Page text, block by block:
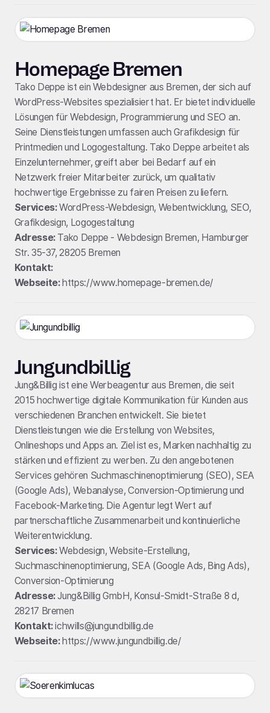
Homepage Bremen
Tako Deppe ist ein Webdesigner aus Bremen, der sich auf
WordPress-Websites spezialisiert hat. Er bietet individuelle
Lösungen für Webdesign, Programmierung und SEO an.
Seine Dienstleistungen umfassen auch Grafikdesign für
Printmedien und Logogestaltung. Tako Deppe arbeitet als
Einzelunternehmer, greift aber bei Bedarf auf ein
Netzwerk freier Mitarbeiter zurück, um qualitativ
hochwertige Ergebnisse zu fairen Preisen zu liefern.
Services:WordPress-Webdesign, Webentwicklung, SEO,
Grafikdesign, Logogestaltung
Adresse:Tako Deppe - Webdesign Bremen, Hamburger
Str. 35-37, 28205 Bremen
Kontakt:
Webseite:https://www.homepage-bremen.de/
Jungundbillig
Jung&Billig ist eine Werbeagentur aus Bremen, die seit
2015 hochwertige digitale Kommunikation für Kunden aus
verschiedenen Branchen entwickelt. Sie bietet
Dienstleistungen wie die Erstellung von Websites,
Onlineshops und Apps an. Ziel ist es, Marken nachhaltig zu
stärken und effizient zu werben. Zu den angebotenen
Services gehören Suchmaschinenoptimierung (SEO), SEA
(Google Ads), Webanalyse, Conversion-Optimierung und
Facebook-Marketing. Die Agentur legt Wert auf
partnerschaftliche Zusammenarbeit und kontinuierliche
Weiterentwicklung.
Services:Webdesign, Website-Erstellung,
Suchmaschinenoptimierung, SEA (Google Ads, Bing Ads),
Conversion-Optimierung
Adresse:Jung&Billig GmbH, Konsul-Smidt-Straße 8 d,
28217 Bremen
Kontakt:ichwills@jungundbillig.de
Webseite:https://www.jungundbillig.de/